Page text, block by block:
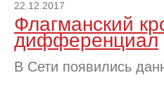
22.12.2017
Флагманский
дифференциал
В Сети появились